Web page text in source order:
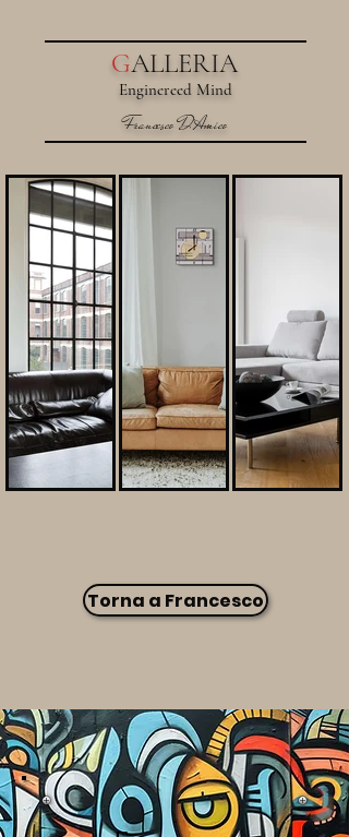
GALLERIA
Enginereed Mind
Francesco D'Amico
Torna a Francesco